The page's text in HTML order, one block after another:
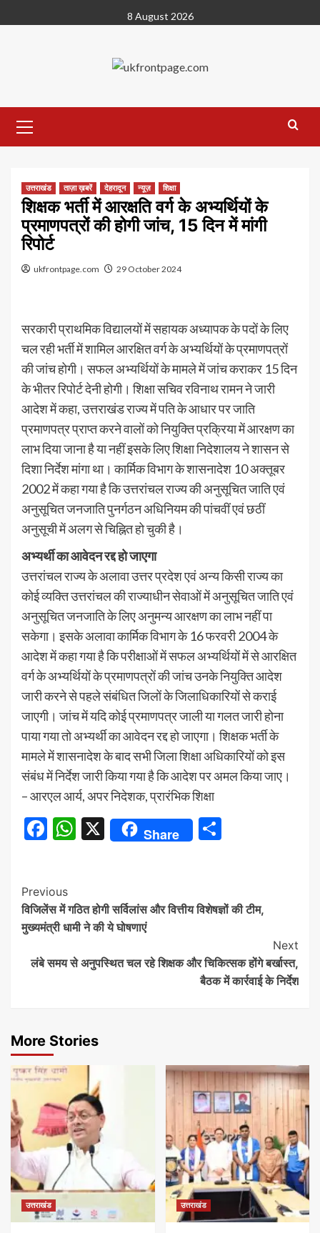
to
8 August 2026
Menu
उत्तराखंड ताज़ा ख़बरें देहरादून न्यूज़ शिक्षा
शिक्षक भर्ती में आरक्षति वर्ग के अभ्यर्थियों के
प्रमाणपत्रों की होगी जांच, 15 दिन में मांगी
रिपोर्ट
ukfrontpage.com 29 October 2024
सरकारी प्राथमिक विद्यालयों में सहायक अध्यापक के पदों के लिए
चल रही भर्ती में शामिल आरक्षित वर्ग के अभ्यर्थियों के प्रमाणपत्रों
की जांच होगी। सफल अभ्यर्थियों के मामले में जांच कराकर 15 दिन
के भीतर रिपोर्ट देनी होगी। शिक्षा सचिव रविनाथ रामन ने जारी
आदेश में कहा, उत्तराखंड राज्य में पति के आधार पर जाति
प्रमाणपत्र प्राप्त करने वालों को नियुक्ति प्रक्रिया में आरक्षण का
लाभ दिया जाना है या नहीं इसके लिए शिक्षा निदेशालय ने शासन से
दिशा निर्देश मांगा था। कार्मिक विभाग के शासनादेश 10 अक्तूबर
2002 में कहा गया है कि उत्तरांचल राज्य की अनुसूचित जाति एवं
अनुसूचित जनजाति पुनर्गठन अधिनियम की पांचवीं एवं छठीं
अनुसूची में अलग से चिह्नित हो चुकी है।
अभ्यर्थी का आवेदन रद्द हो जाएगा
उत्तरांचल राज्य के अलावा उत्तर प्रदेश एवं अन्य किसी राज्य का
कोई व्यक्ति उत्तरांचल की राज्याधीन सेवाओं में अनुसूचित जाति एवं
अनुसूचित जनजाति के लिए अनुमन्य आरक्षण का लाभ नहीं पा
सकेगा। इसके अलावा कार्मिक विभाग के 16 फरवरी 2004 के
आदेश में कहा गया है कि परीक्षाओं में सफल अभ्यर्थियों में से आरक्षित
वर्ग के अभ्यर्थियों के प्रमाणपत्रों की जांच उनके नियुक्ति आदेश
जारी करने से पहले संबंधित जिलों के जिलाधिकारियों से कराई
जाएगी। जांच में यदि कोई प्रमाणपत्र जाली या गलत जारी होना
पाया गया तो अभ्यर्थी का आवेदन रद्द हो जाएगा। शिक्षक भर्ती के
मामले में शासनादेश के बाद सभी जिला शिक्षा अधिकारियों को इस
संबंध में निर्देश जारी किया गया है कि आदेश पर अमल किया जाए।
– आरएल आर्य, अपर निदेशक, प्रारंभिक शिक्षा
Facebook
WhatsApp
X Share
Continue
Reading
Previous
विजिलेंस में गठित होगी सर्विलांस और वित्तीय विशेषज्ञों की टीम,
मुख्यमंत्री धामी ने की ये घोषणाएं
Next
लंबे समय से अनुपस्थित चल रहे शिक्षक और चिकित्सक होंगे बर्खास्त,
बैठक में कार्रवाई के निर्देश
More Stories
उत्तराखंड उत्तराखंड